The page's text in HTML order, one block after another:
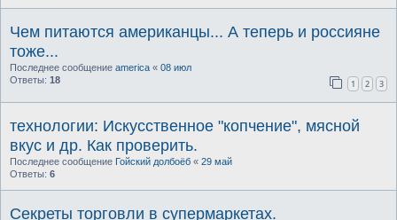
Чем питаются американцы... А теперь и россияне
тоже...
Последнее сообщение america « 08 июл
Ответы: 18 1 2 3
технологии: Искусственное "копчение", мясной
вкус и др. Как проверить.
Последнее сообщение Гойский долбоёб « 29 май
Ответы: 6
Секреты торговли в супермаркетах.